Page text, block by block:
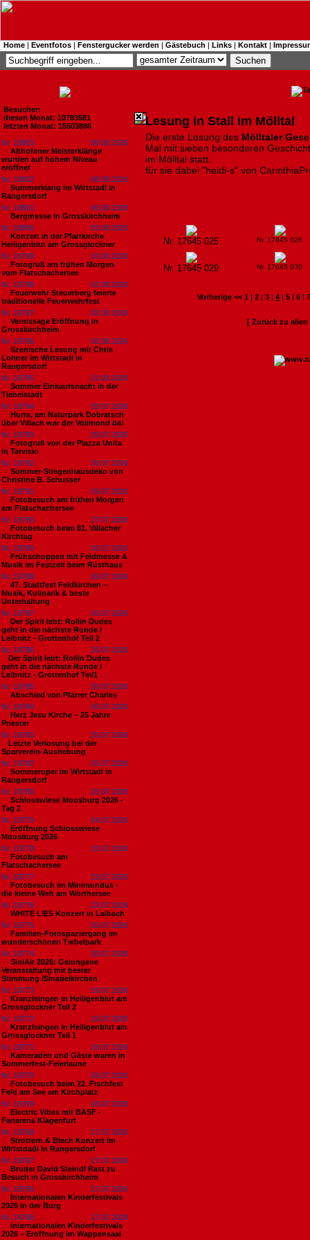
Home | Eventfotos | Fenstergucker werden | Gästebuch | Links | Kontakt |
Besucher:
diesen Monat: 10783581
letzten Monat: 15503886
Nr. 18803
09.08.2026
Althofener Meisterklänge
wurden auf hohem Niveau
eröffnet
Nr. 18802
08.08.2026
Summerklang im Wirtstadl in
Rangersdorf
Nr. 18801
06.08.2026
Bergmesse in Grosskirchheim
Nr. 18800
03.08.2026
Konzert in der Pfarrkirche
Heiligenblut am Grossglockner
Nr. 18799
03.08.2026
Fotogruß am frühen Morgen
vom Flatschachersee
Nr. 18798
02.08.2026
Feuerwehr Steuerberg feierte
traditionelle Feuerwehrfest
Nr. 18797
02.08.2026
Vernissage Eröffnung in
Grosskirchheim
Nr. 18796
02.08.2026
Szenische Lesung mit Chris
Lohner im Wirtstadl in
Rangersdorf
Nr. 18795
01.08.2026
Sommer Einkaufsnacht in der
Tiebelstadt
Nr. 18794
29.07.2026
Hurra, am Naturpark Dobratsch
über Villach war der Vollmond da!
Nr. 18793
29.07.2026
Fotogruß von der Piazza Unita
in Tarvisio
Nr. 18792
29.07.2026
Sommer-Stiegenhausdeko von
Christine B. Schusser
Nr. 18791
29.07.2026
Fotobesuch am frühen Morgen
am Flatschachersee
Nr. 18790
27.07.2026
Fotobesuch beim 81. Villacher
Kirchtag
Nr. 18789
26.07.2026
Frühschoppen mit Feldmesse &
Musik im Festzelt beim Rüsthaus
Nr. 18788
26.07.2026
47. Stadtfest Feldkirchen –
Musik, Kulinarik & beste
Unterhaltung
Nr. 18787
26.07.2026
Der Spirit lebt: Rollin Dudes
geht in die nächste Runde /
Leibnitz - Grottenhof Teil 2
Nr. 18786
26.07.2026
​Der Spirit lebt: Rollin Dudes
geht in die nächste Runde /
Leibnitz - Grottenhof Teil1
Nr. 18785
26.07.2026
Abschied von Pfarrer Charles
Nr. 18784
26.07.2026
Herz Jesu Kirche – 25 Jahre
Priester
Nr. 18783
25.07.2026
​Letzte Verlosung bei der
Sparverein-Aushebung
Nr. 18782
25.07.2026
Sommeroper im Wirtstadl in
Rangersdorf
Nr. 18780
25.07.2026
Schlosswiese Moosburg 2026 -
Tag 2
Nr. 18779
24.07.2026
Eröffnung Schlosswiese
Moosburg 2026
Nr. 18778
23.07.2026
Fotobesuch am
Flatschachersee
Nr. 18777
23.07.2026
Fotobesuch im Minimundus -
die kleine Welt am Wörthersee
Nr. 18776
22.07.2026
WHITE LIES Konzert in Laibach
Nr. 18775
20.07.2026
Familien-Fotospaziergang im
wunderschönen Tiebelpark
Nr. 18774
20.07.2026
SiniAir 2026: Gelungene
Veranstaltung mit bester
Stimmung /Sinabelkirchen
Nr. 18773
19.07.2026
Kranzlsingen in Heiligenblut am
Grossglockner Teil 2
Nr. 18772
19.07.2026
Kranzlsingen in Heiligenblut am
Grossglockner Teil 1
Nr. 18771
19.07.2026
Kameraden und Gäste waren in
Sommerfest-Feierlaune
Nr. 18770
18.07.2026
Fotobesuch beim 22. Fischfest
Feld am See am Kirchplatz
Nr. 18769
18.07.2026
Electric Vibes mit BASF -
Fanarena Klagenfurt
Nr. 18768
17.07.2026
Strottern & Blech Konzert im
Wirtstdadl in Rangersdorf
Nr. 18767
17.07.2026
Bruder David Steindl Rast zu
Besuch in Grosskirchheim
Nr. 18766
17.07.2026
Internationalen Kinderfestivals
2026 in der Burg
Nr. 18765
17.07.2026
Internationalen Kinderfestivals
2026 – Eröffnung im Wappensaal
Lesung in Stall im Mölltal
Die erste Lesung des Mölltaler
Mal mit sieben besonderen
im Mölltal statt.
für sie dabei "heidi-s" von
Nr. 17645 025 Nr. 17645 026
Nr. 17645 029 Nr. 17645 030
: Vorherige << 1 | 2 | 3 | 4 | 5 | 6 | 7
[ Zurück zu